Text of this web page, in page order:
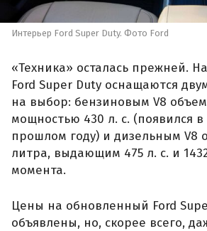
Интерьер Ford Super Duty. Фото Ford
«Техника» осталась прежней.
Ford Super Duty оснащаются
на выбор: бензиновым V8
мощностью 430 л. с. (появился в
прошлом году) и дизельным V8
литра, выдающим 475 л. с. и
момента.
Цены на обновленный Ford
объявлены, но, скорее всего,